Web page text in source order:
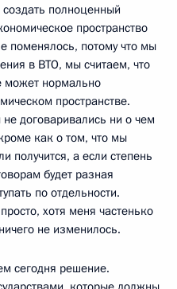
полноценный
пространство
поменялось, потому что мы
в ВТО, мы считаем, что
может нормально
пространстве.
договаривались ни о чем
как о том, что мы
получится, а если степень
будет разная
по отдельности.
хотя меня частенько
не изменилось.
сегодня решение.